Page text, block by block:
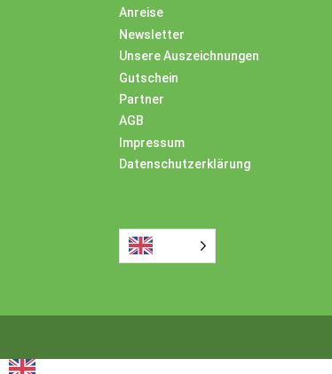
Anreise
Newsletter
Unsere Auszeichnungen
Gutschein
Partner
AGB
Impressum
Datenschutzerklärung